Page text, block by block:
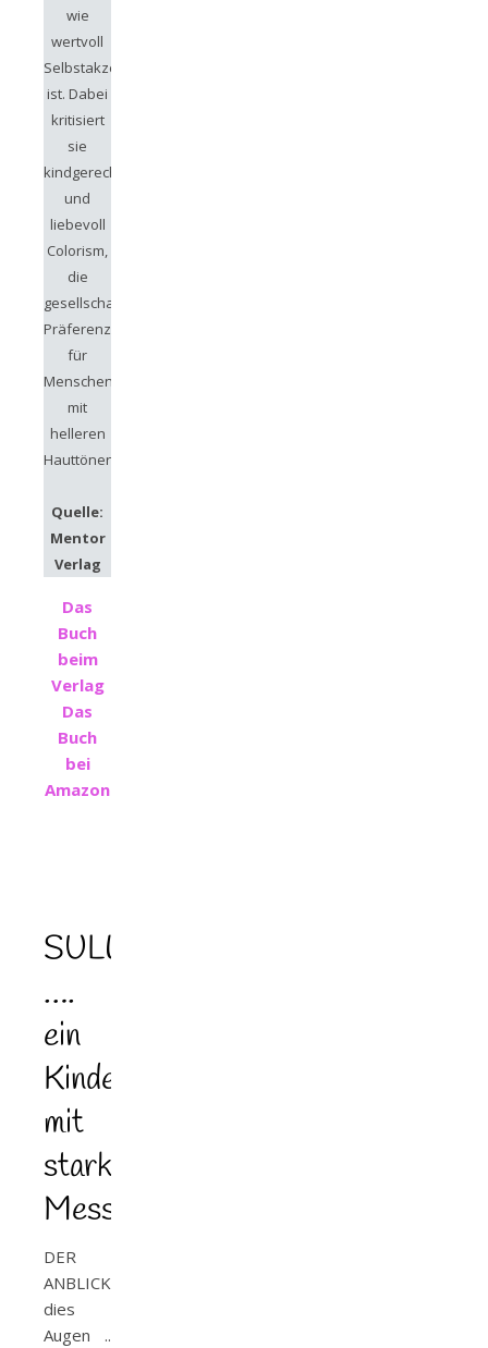
wie
wertvoll
Selbstakzeptanz
ist. Dabei
kritisiert
sie
kindgerecht
und
liebevoll
Colorism,
die
gesellschaftliche
Präferenz
für
Menschen
mit
helleren
Hauttönen.
Quelle:
Mentor
Verlag
Das
Buch
beim
Verlag
Das
Buch
bei
Amazon
SULWE
….
ein
Kinderbuch
mit
starker
Message
DER
ANBLICK…..
dies
Augen ..